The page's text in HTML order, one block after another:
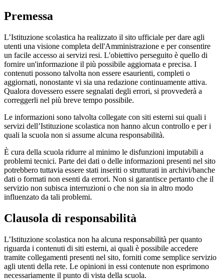
Premessa
L’Istituzione scolastica ha realizzato il sito ufficiale per dare agli
utenti una visione completa dell'Amministrazione e per consentire
un facile accesso ai servizi resi. L'obiettivo perseguito è quello di
fornire un'informazione il più possibile aggiornata e precisa. I
contenuti possono talvolta non essere esaurienti, completi o
aggiornati, nonostante vi sia una redazione continuamente attiva.
Qualora dovessero essere segnalati degli errori, si provvederà a
correggerli nel più breve tempo possibile.
Le informazioni sono talvolta collegate con siti esterni sui quali i
servizi dell’Istituzione scolastica non hanno alcun controllo e per i
quali la scuola non si assume alcuna responsabilità.
È cura della scuola ridurre al minimo le disfunzioni imputabili a
problemi tecnici. Parte dei dati o delle informazioni presenti nel sito
potrebbero tuttavia essere stati inseriti o strutturati in archivi/banche
dati o formati non esenti da errori. Non si garantisce pertanto che il
servizio non subisca interruzioni o che non sia in altro modo
influenzato da tali problemi.
Clausola di responsabilità
L’Istituzione scolastica non ha alcuna responsabilità per quanto
riguarda i contenuti di siti esterni, ai quali è possibile accedere
tramite collegamenti presenti nel sito, forniti come semplice servizio
agli utenti della rete. Le opinioni in essi contenute non esprimono
necessariamente il punto di vista della scuola.